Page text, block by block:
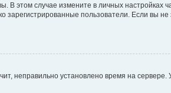
В этом случае измените в личных настройках
зарегистрированные пользователи. Если вы
неправильно установлено время на